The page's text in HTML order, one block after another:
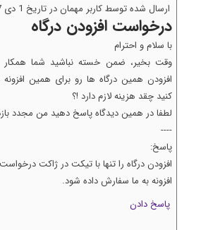
ارسال شده توسط کاربر مهمان در تاریخ 1 دى 1397 - 3:48ق.ظ01.
درخواست افزودن درگاه
با سلام و احترام
وقت بخیر، ضمن خسته نباشید شما همکار
افزودن همین درگاه ها رو برای همین
کنید چقد هزینه لازم دارد !؟
لطفا در همین دیدگاه پاسخ دهید من مجدد
----
پاسخ:
افزودن درگاه را تنها با تیکت در ژاکت
افزونه به ما سفارش داده شود.
پاسخ دادن